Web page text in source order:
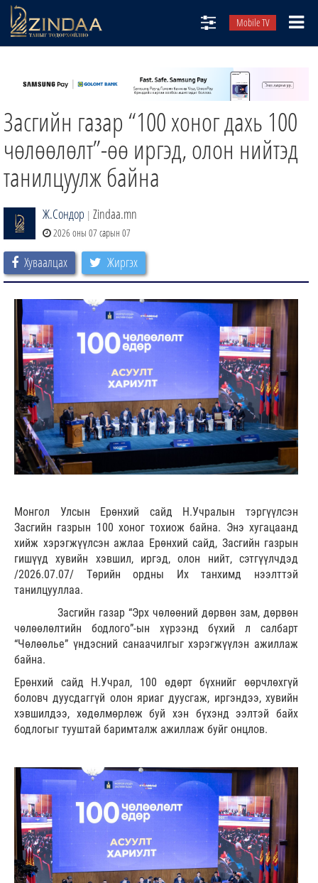
Mobile TV
ТВ8
ӨГЛӨӨНИЙ СОНИН
Засгийн газар “100 хоног дахь 100
чөлөөлөлт”-өө иргэд, олон нийтэд
танилцуулж байна
Ж.Сондор | Zindaa.mn
2026 оны 07 сарын 07
Хуваалцах Жиргэх
Монгол Улсын Ерөнхий сайд Н.Учралын тэргүүлсэн
Засгийн газрын 100 хоног тохиож байна. Энэ хугацаанд
хийж хэрэгжүүлсэн ажлаа Ерөнхий сайд, Засгийн газрын
гишүүд хувийн хэвшил, иргэд, олон нийт, сэтгүүлчдэд
/2026.07.07/ Төрийн ордны Их танхимд нээлттэй
танилцууллаа.
Засгийн газар “Эрх чөлөөний дөрвөн зам, дөрвөн
чөлөөлөлтийн бодлого”-ын хүрээнд бүхий л салбарт
“Чөлөөлье” үндэсний санаачилгыг хэрэгжүүлэн ажиллаж
байна.
Ерөнхий сайд Н.Учрал, 100 өдөрт бүхнийг өөрчлөхгүй
боловч дуусдаггүй олон яриаг дуусгаж, иргэндээ, хувийн
хэвшилдээ, хөдөлмөрлөж буй хэн бүхэнд ээлтэй байх
бодлогыг тууштай баримталж ажиллаж буйг онцлов.